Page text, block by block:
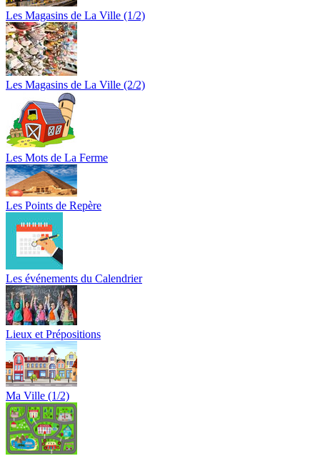
Les Magasins de La Ville (1/2)
Les Magasins de La Ville (2/2)
Les Mots de La Ferme
Les Points de Repère
Les événements du Calendrier
Lieux et Prépositions
Ma Ville (1/2)